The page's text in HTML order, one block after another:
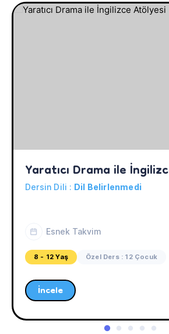
Yaratıcı Drama ile
Dersin Dili : Dil Belirlenmedi
Esnek Takvim
8 - 12 Yaş Özel Ders : 12 Çocuk
İncele